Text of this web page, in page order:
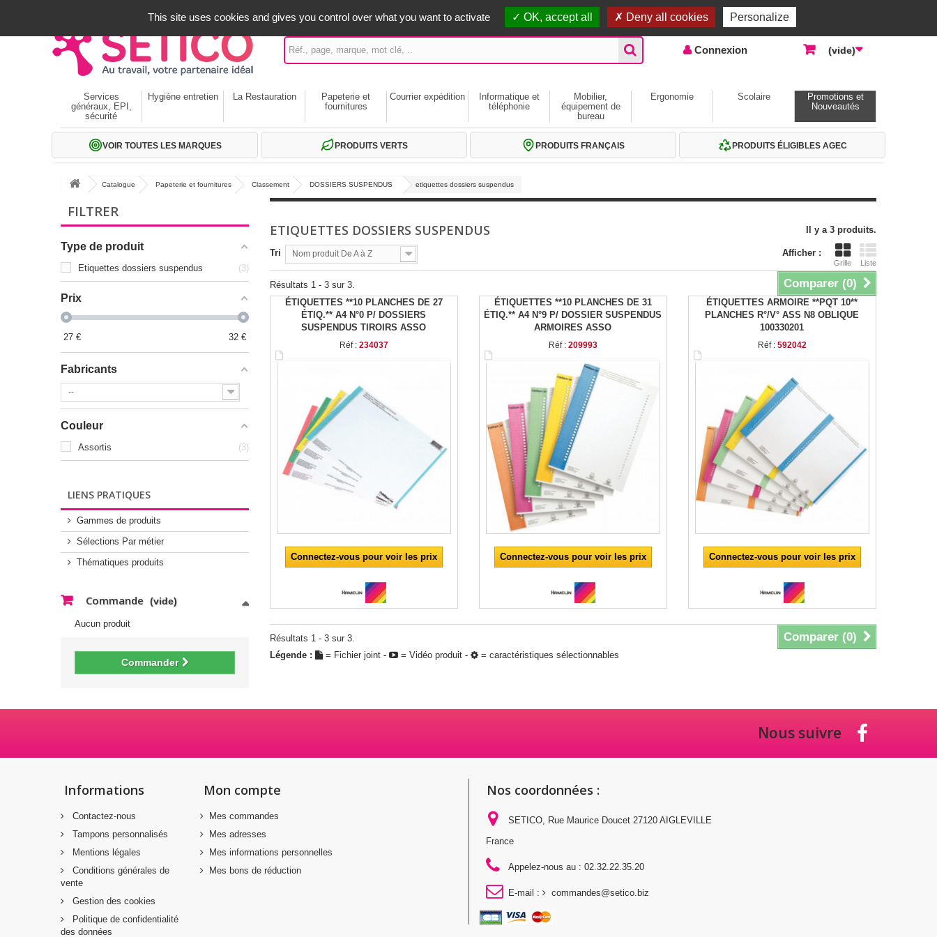
Accueil | Contactez-nous
Connexion (vide)
Services
généraux, EPI,
sécurité
Hygiène entretien La Restauration
Papeterie et
fournitures
Courrier expédition
Informatique et
téléphonie
Mobilier,
équipement de
bureau
Ergonomie Scolaire
Promotions et
Nouveautés
VOIR TOUTES LES MARQUES PRODUITS VERTS PRODUITS FRANÇAIS PRODUITS ÉLIGIBLES AGEC
Catalogue Papeterie et fournitures Classement DOSSIERS SUSPENDUS etiquettes dossiers suspendus
FILTRER
Type de produit
Etiquettes dossiers suspendus 3
Prix
27 € 32 €
Fabricants
--
Couleur
Assortis 3
LIENS PRATIQUES
Gammes de produits
Sélections Par métier
Thématiques produits
Commande (vide)
Aucun produit
Commander
ETIQUETTES DOSSIERS SUSPENDUS Il y a 3 produits.
Afficher :
Grille Liste
Tri Nom produit De A à Z
Comparer (0)
Résultats 1 - 3 sur 3.
ÉTIQUETTES **10 PLANCHES DE 27
ÉTIQ.** A4 N°0 P/ DOSSIERS
SUSPENDUS TIROIRS ASSO
Réf : 234037
Connectez-vous pour voir les prix
ÉTIQUETTES **10 PLANCHES DE 31
ÉTIQ.** A4 N°9 P/ DOSSIER SUSPENDUS
ARMOIRES ASSO
Réf : 209993
Connectez-vous pour voir les prix
ÉTIQUETTES ARMOIRE **PQT 10**
PLANCHES R°/V° ASS N8 OBLIQUE
100330201
Réf : 592042
Connectez-vous pour voir les prix
Comparer (0)
Résultats 1 - 3 sur 3.
Légende :
= Fichier joint - = Vidéo produit - = caractéristiques sélectionnables
Nous suivre
Informations
Contactez-nous
Tampons personnalisés
Mentions légales
Conditions générales de
vente
Gestion des cookies
Politique de confidentialité
des données
Mon compte
Mes commandes
Mes adresses
Mes informations personnelles
Mes bons de réduction
Nos coordonnées :
SETICO, Rue Maurice Doucet 27120 AIGLEVILLE
France
Appelez-nous au : 02.32.22.35.20
E-mail : commandes@setico.biz
This site uses cookies and gives you control over what you want to activate OK, accept all Deny all cookies Personalize